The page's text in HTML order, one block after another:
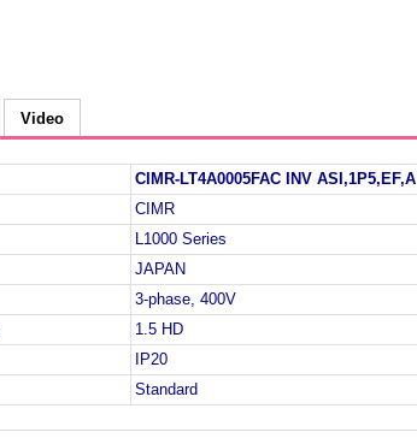
Video
CIMR-LT4A0005FAC INV ASI,1P5,EF,A
CIMR
L1000 Series
JAPAN
3-phase, 400V
1.5 HD
IP20
Standard